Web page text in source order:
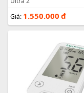
Giá: 1.550.000 đ